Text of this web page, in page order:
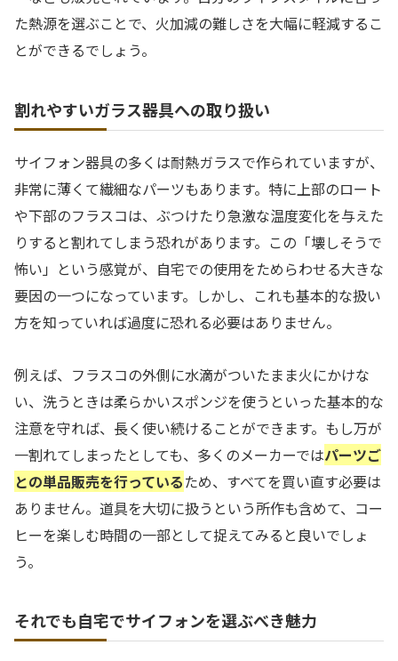
た熱源を選ぶことで、火加減の難しさを大幅に軽減するこ
とができるでしょう。
割れやすいガラス器具への取り扱い
サイフォン器具の多くは耐熱ガラスで作られていますが、
非常に薄くて繊細なパーツもあります。特に上部のロート
や下部のフラスコは、ぶつけたり急激な温度変化を与えた
りすると割れてしまう恐れがあります。この「壊しそうで
怖い」という感覚が、自宅での使用をためらわせる大きな
要因の一つになっています。しかし、これも基本的な扱い
方を知っていれば過度に恐れる必要はありません。
例えば、フラスコの外側に水滴がついたまま火にかけな
い、洗うときは柔らかいスポンジを使うといった基本的な
注意を守れば、長く使い続けることができます。もし万が
一割れてしまったとしても、多くのメーカーではパーツご
との単品販売を行っているため、すべてを買い直す必要は
ありません。道具を大切に扱うという所作も含めて、コー
ヒーを楽しむ時間の一部として捉えてみると良いでしょ
う。
それでも自宅でサイフォンを選ぶべき魅力